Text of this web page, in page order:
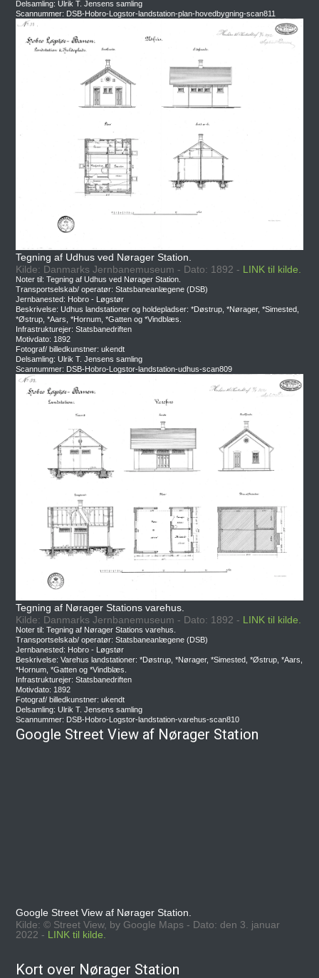
Delsamling: Ulrik T. Jensens samling
Scannummer: DSB-Hobro-Logstor-landstation-plan-hovedbygning-scan811
Tegning af Udhus ved Nørager Station.
Kilde: Danmarks Jernbanemuseum - Dato: 1892 - LINK til kilde.
Noter til: Tegning af Udhus ved Nørager Station.
Transportselskab/ operatør: Statsbaneanlægene (DSB)
Jernbanested: Hobro - Løgstør
Beskrivelse: Udhus landstationer og holdepladser: *Døstrup, *Nørager, *Simested,
*Østrup, *Aars, *Hornum, *Gatten og *Vindblæs.
Infrastrukturejer: Statsbanedriften
Motivdato: 1892
Fotograf/ billedkunstner: ukendt
Delsamling: Ulrik T. Jensens samling
Scannummer: DSB-Hobro-Logstor-landstation-udhus-scan809
Tegning af Nørager Stations varehus.
Kilde: Danmarks Jernbanemuseum - Dato: 1892 - LINK til kilde.
Noter til: Tegning af Nørager Stations varehus.
Transportselskab/ operatør: Statsbaneanlægene (DSB)
Jernbanested: Hobro - Løgstør
Beskrivelse: Varehus landstationer: *Døstrup, *Nørager, *Simested, *Østrup, *Aars,
*Hornum, *Gatten og *Vindblæs.
Infrastrukturejer: Statsbanedriften
Motivdato: 1892
Fotograf/ billedkunstner: ukendt
Delsamling: Ulrik T. Jensens samling
Scannummer: DSB-Hobro-Logstor-landstation-varehus-scan810
Google Street View af Nørager Station
Google Street View af Nørager Station.
Kilde: © Street View, by Google Maps - Dato: den 3. januar
2022 - LINK til kilde.
Kort over Nørager Station